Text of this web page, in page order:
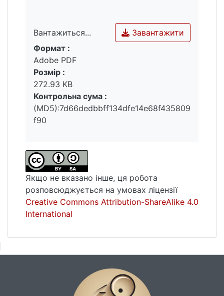
союзу вони проводили благодійні акції по
збору одягу, взуття, книг для вихованців
Українського дитячого притулку, а також
для дітей, які проживали в Західній
Україні. Окрім Українського жіночого
союзу, члени гуртка старших пластунок
«Україна» при організації та проведенні
новорічних / великодніх свят
співпрацювали з Українською жіночою
еміграція, міжвоєнний, жінки, пластунки,
ідентичність, Чехословаччина.
Вантажиться...
Вантажиться...
Завантажити
Формат :
Adobe PDF
Розмір :
272.93 KB
Контрольна сума :
(MD5):7d66dedbbff134dfe14e68f435809
f90
Якщо не вказано інше, ця робота
розповсюджується на умовах ліцензії
Creative Commons Attribution-ShareAlike 4.0
International